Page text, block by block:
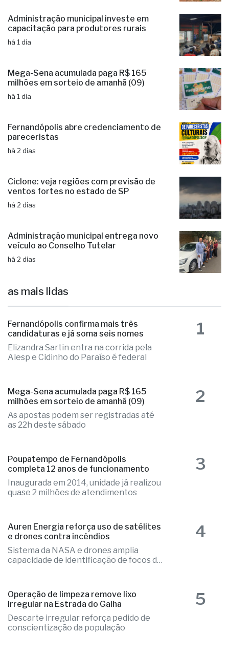
Administração municipal investe em
capacitação para produtores rurais
há 1 dia
Mega-Sena acumulada paga R$ 165
milhões em sorteio de amanhã (09)
há 1 dia
Fernandópolis abre credenciamento de
pareceristas
há 2 dias
Ciclone: veja regiões com previsão de
ventos fortes no estado de SP
há 2 dias
Administração municipal entrega novo
veículo ao Conselho Tutelar
há 2 dias
as mais lidas
Fernandópolis confirma mais três
candidaturas e já soma seis nomes
Elizandra Sartin entra na corrida pela
Alesp e Cidinho do Paraíso é federal
1
Mega-Sena acumulada paga R$ 165
milhões em sorteio de amanhã (09)
As apostas podem ser registradas até
as 22h deste sábado
2
Poupatempo de Fernandópolis
completa 12 anos de funcionamento
Inaugurada em 2014, unidade já realizou
quase 2 milhões de atendimentos
3
Auren Energia reforça uso de satélites
e drones contra incêndios
Sistema da NASA e drones amplia
capacidade de identificação de focos de
4
Operação de limpeza remove lixo
irregular na Estrada do Galha
Descarte irregular reforça pedido de
conscientização da população
5